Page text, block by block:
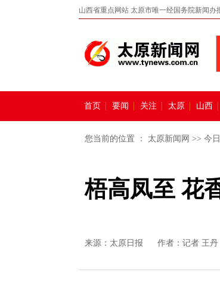
山西省重点网站 太原市唯一经国务院新闻办
首页 要闻 关注 太原 山西
您当前的位置 ： 太原新闻网 >> 今
梧高凤至 花
来源： 太原日报 作者：记者 王丹